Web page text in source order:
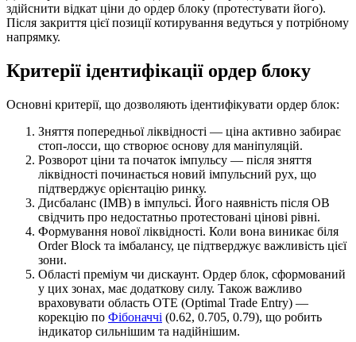
здійснити відкат ціни до ордер блоку (протестувати його).
Після закриття цієї позиції котирування ведуться у потрібному
напрямку.
Критерії ідентифікації ордер блоку
Основні критерії, що дозволяють ідентифікувати ордер блок:
Зняття попередньої ліквідності — ціна активно забирає
стоп-лосси, що створює основу для маніпуляцій.
Розворот ціни та початок імпульсу — після зняття
ліквідності починається новий імпульсний рух, що
підтверджує орієнтацію ринку.
Дисбаланс (IMB) в імпульсі. Його наявність після OB
свідчить про недостатньо протестовані цінові рівні.
Формування нової ліквідності. Коли вона виникає біля
Order Block та імбалансу, це підтверджує важливість цієї
зони.
Області преміум чи дискаунт. Ордер блок, сформований
у цих зонах, має додаткову силу. Також важливо
враховувати область OTE (Optimal Trade Entry) —
корекцію по Фібоначчі (0.62, 0.705, 0.79), що робить
індикатор сильнішим та надійнішим.